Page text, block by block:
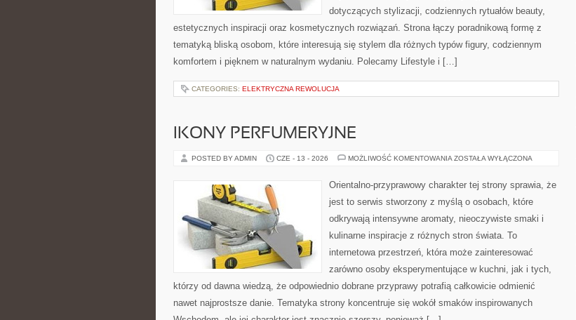
dotyczących stylizacji, codziennych rytuałów beauty,
estetycznych inspiracji oraz kosmetycznych rozwiązań. Strona łączy poradnikową formę z
tematyką bliską osobom, które interesują się stylem dla różnych typów figury, codziennym
komfortem i pięknem w naturalnym wydaniu. Polecamy Lifestyle i […]
CATEGORIES: ELEKTRYCZNA REWOLUCJA
IKONY PERFUMERYJNE
POSTED BY ADMIN CZE - 13 - 2026 MOŻLIWOŚĆ KOMENTOWANIA IKONY
ZOSTAŁA WYŁĄCZONA
Orientalno-przyprawowy charakter tej strony sprawia, że
jest to serwis stworzony z myślą o osobach, które
odkrywają intensywne aromaty, nieoczywiste smaki i
kulinarne inspiracje z różnych stron świata. To
internetowa przestrzeń, która może zainteresować
zarówno osoby eksperymentujące w kuchni, jak i tych,
którzy od dawna wiedzą, że odpowiednio dobrane przyprawy potrafią całkowicie odmienić
nawet najprostsze danie. Tematyka strony koncentruje się wokół smaków inspirowanych